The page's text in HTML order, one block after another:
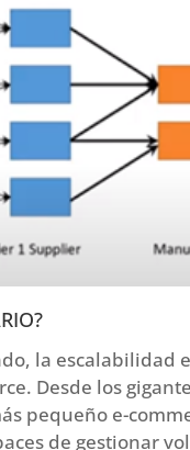
la escalabilidad
Desde los
pequeño e-
de gestionar